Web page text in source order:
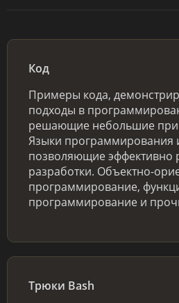
Код
Примеры кода,
подходы в
решающие небольшие
Языки программирования
позволяющие эффективно
разработки. Объектно-
программирование,
программирование и
Трюки Bash